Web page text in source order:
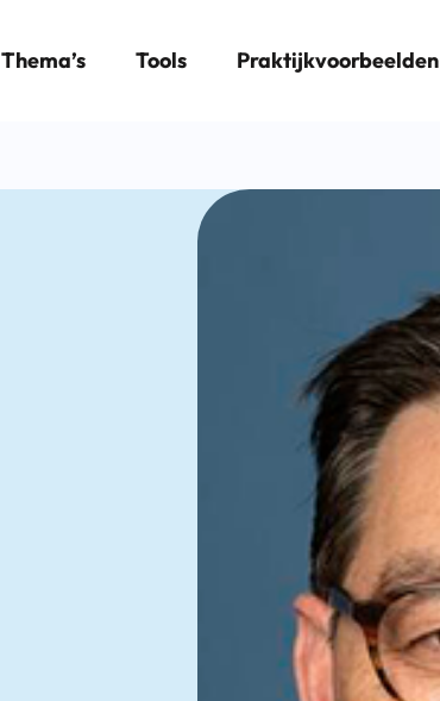
Thema’s Tools Praktijkvoorbeelden